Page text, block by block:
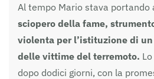
Al tempo Mario stava portando
sciopero della fame,
violenta per l’istituzione di
delle vittime del terremoto.
dopo dodici giorni, con la